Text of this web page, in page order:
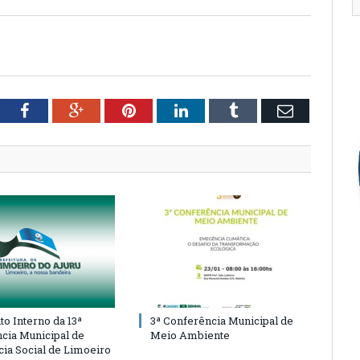
FacebookGoogle+PinterestLinkedInTumblr Email
Interno da 13ª
Municipal de
Social de Limoeiro
3ª Conferência Municipal de
Meio Ambiente